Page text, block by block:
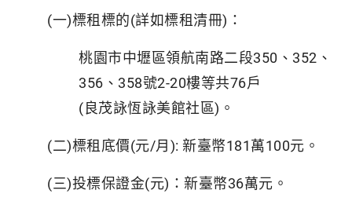
(一)標租標的(詳如標租清冊)：
桃園市中壢區領航南路二段350、352、
356、358號2-20樓等共76戶
(良茂詠恆詠美館社區)。
(二)標租底價(元/月): 新臺幣181萬100元。
(三)投標保證金(元)：新臺幣36萬元。